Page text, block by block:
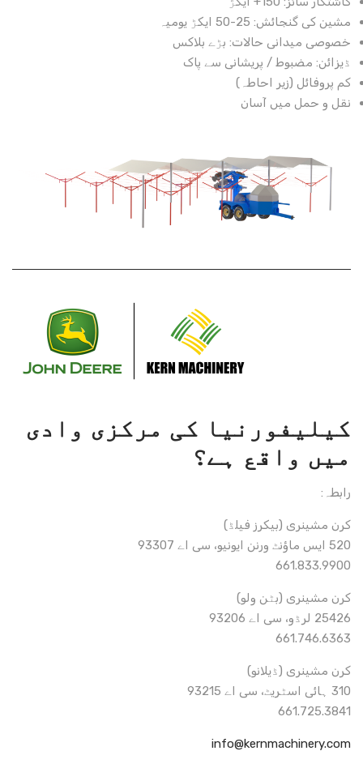
مشین کی گنجائش: 25-50 ایکڑ یومیہ
خصوصی میدانی حالات: بڑے بلاکس
ڈیزائن: مضبوط / پریشانی سے پاک
کم پروفائل (زیر احاطہ)
نقل و حمل میں آسان
کیلیفورنیا کی مرکزی وادی
میں واقع ہے؟
رابطہ:
کرن مشینری (بیکرز فیلڈ)
520 ایس ماؤنٹ ورنن ایونیو، سی اے 93307
661.833.9900
کرن مشینری (بٹن ولو)
25426 لرڈو، سی اے 93206
661.746.6363
کرن مشینری (ڈیلانو)
310 ہائی اسٹریٹ، سی اے 93215
661.725.3841
info@kernmachinery.com